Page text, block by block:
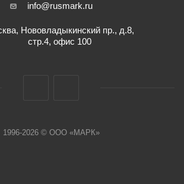
info@rusmark.ru
Нововладыкинский пр., д.8,
стр.4, офис 100
1996-2026 © ООО «МАРК»